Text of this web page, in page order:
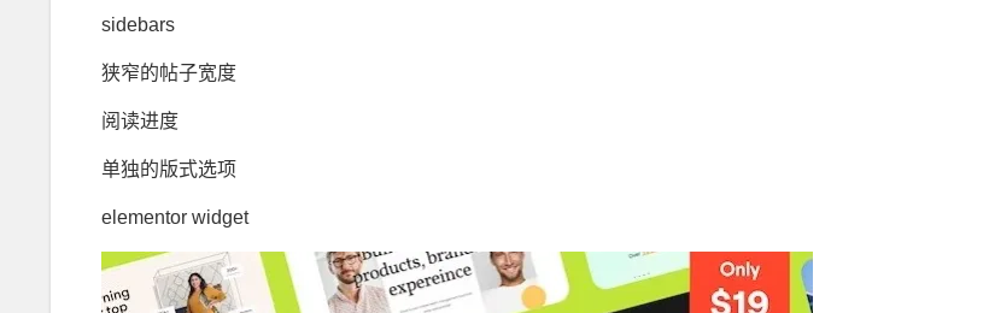
sidebars
狭窄的帖子宽度
阅读进度
单独的版式选项
elementor widget